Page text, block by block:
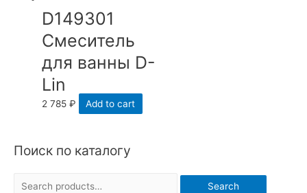
Поиск по каталогу
Search
D149301
Смеситель
для ванны D-
Lin
2 785₽ Add to cart